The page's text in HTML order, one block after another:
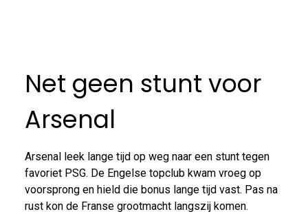
Net geen stunt voor
Arsenal
Arsenal leek lange tijd op weg naar een stunt tegen
favoriet PSG. De Engelse topclub kwam vroeg op
voorsprong en hield die bonus lange tijd vast. Pas na
rust kon de Franse grootmacht langszij komen.